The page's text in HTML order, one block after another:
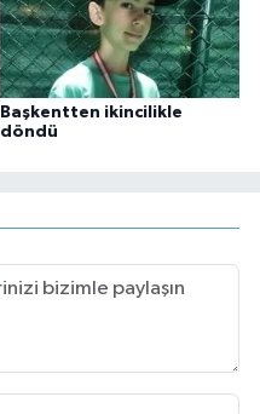
Başkentten ikincilikle
döndü